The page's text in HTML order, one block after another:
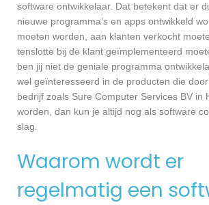
software ontwikkelaar. Dat betekent dat er
nieuwe programma’s en apps ontwikkeld
moeten worden, aan klanten verkocht
tenslotte bij de klant geïmplementeerd
ben jij niet de geniale programma
wel geïnteresseerd in de producten die
bedrijf zoals Sure Computer Services BV in
worden, dan kun je altijd nog als software
slag.
Waarom wordt er
regelmatig een